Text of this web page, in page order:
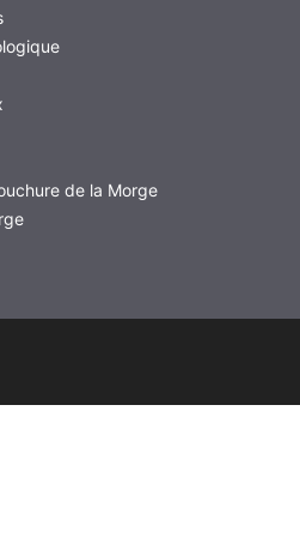
de la Morge